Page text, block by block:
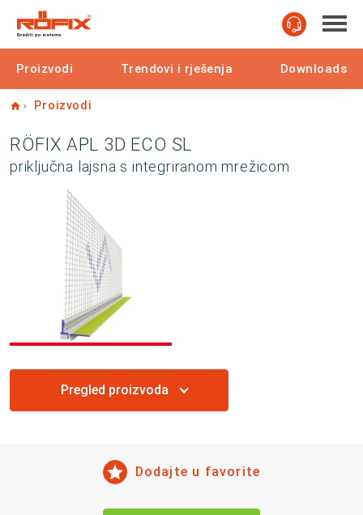
Proizvodi Trendovi i rješenja Downloads
Home
Proizvodi
RÖFIX APL 3D ECO SL
priključna lajsna s integriranom mrežicom
Pregled proizvoda
Dodajte u favorite